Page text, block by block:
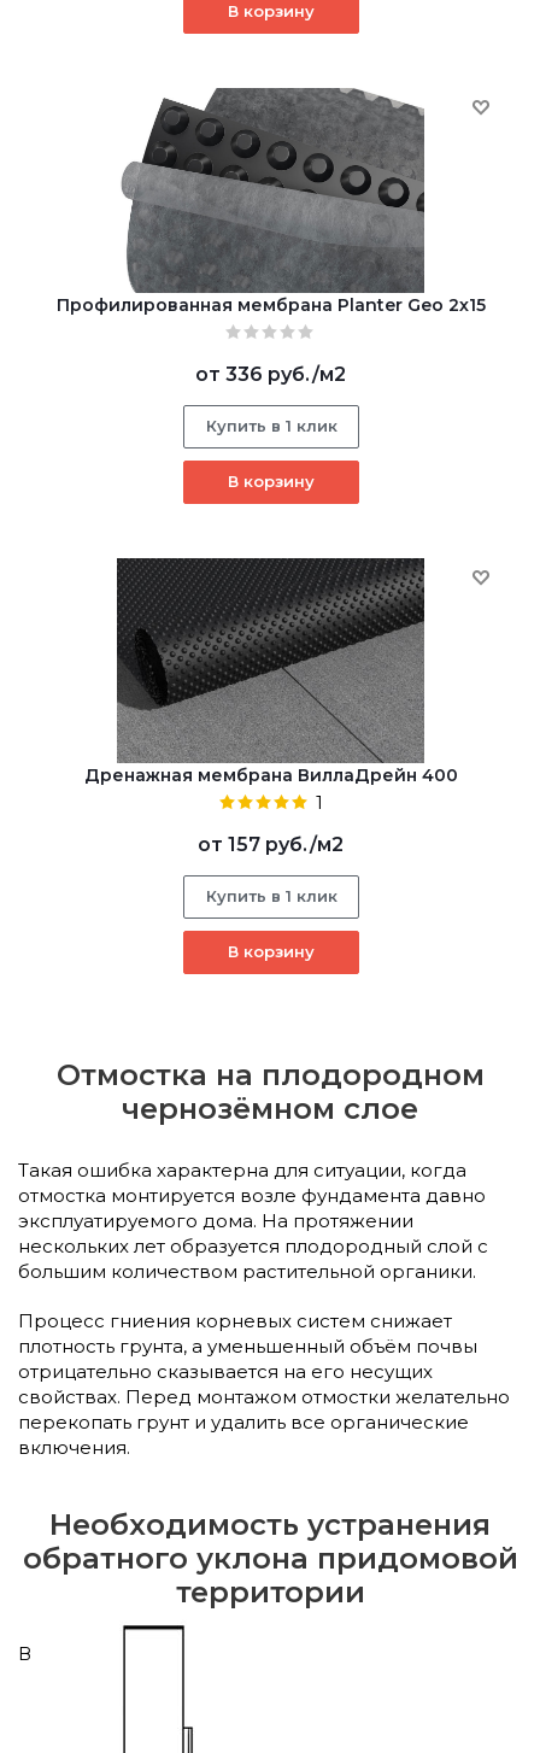
В корзину
Профилированная мембрана Planter Geo 2х15
от 336 руб./м2
Купить в 1 клик
В корзину
Дренажная мембрана ВиллаДрейн 400
1
от 157 руб./м2
Купить в 1 клик
В корзину
Отмостка на плодородном
чернозёмном слое
Такая ошибка характерна для ситуации, когда
отмостка монтируется возле фундамента давно
эксплуатируемого дома. На протяжении
нескольких лет образуется плодородный слой с
большим количеством растительной органики.
Процесс гниения корневых систем снижает
плотность грунта, а уменьшенный объём почвы
отрицательно сказывается на его несущих
свойствах. Перед монтажом отмостки желательно
перекопать грунт и удалить все органические
включения.
Необходимость устранения
обратного уклона придомовой
территории
В